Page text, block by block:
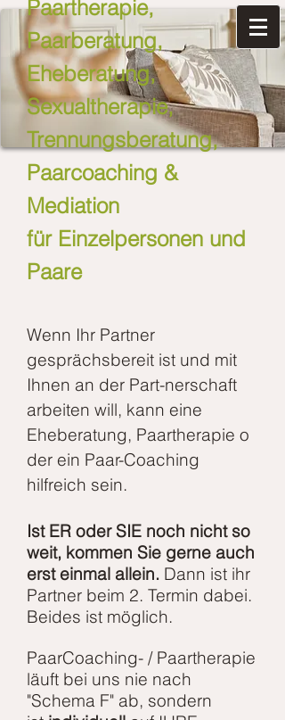
Paartherapie,
Paarberatung,
Eheberatung,
Sexualtherapie,
Trennungsberatung,
Paarcoaching &
Mediation
für Einzelpersonen und
Paare
Wenn Ihr Partner
gesprächsbereit ist und mit
Ihnen an der Part-nerschaft
arbeiten will, kann eine
Eheberatung, Paartherapie o
der ein Paar-Coaching
hilfreich sein.
Ist ER oder SIE noch nicht so
weit, kommen Sie gerne auch
erst einmal allein. Dann ist ihr
Partner beim 2. Termin dabei.
Beides ist möglich.
PaarCoaching- / Paartherapie
läuft bei uns nie nach
"Schema F" ab, sondern